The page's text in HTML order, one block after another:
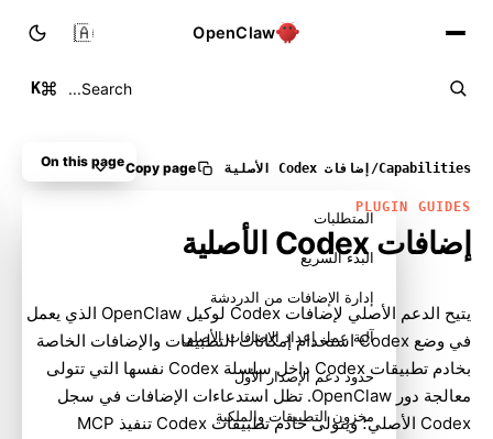
OpenClaw
Search...
K
🇸🇦
Capabilities
/ إضافات Codex الأصلية Copy page
PLUGIN GUIDES
إضافات Codex الأصلية
يتيح الدعم الأصلي لإضافات Codex لوكيل OpenClaw الذي يعمل
في وضع Codex استخدام إمكانات التطبيقات والإضافات الخاصة
بخادم تطبيقات Codex داخل سلسلة Codex نفسها التي تتولى
معالجة دور OpenClaw. تظل استدعاءات الإضافات في سجل
Codex الأصلي؛ ويتولى خادم تطبيقات Codex تنفيذ MCP
On this page
المتطلبات
البدء السريع
إدارة الإضافات من الدردشة
آلية عمل إعداد الإضافات الأصلي
حدود دعم الإصدار الأول
مخزون التطبيقات والملكية